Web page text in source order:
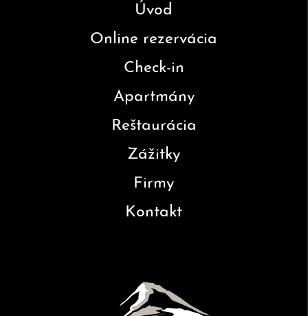
Úvod
Online rezervácia
Check-in
Apartmány
Reštaurácia
Zážitky
Firmy
Kontakt